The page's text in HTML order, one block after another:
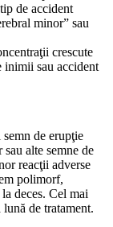
de accident
minor” sau
crescute
inimii sau accident
de erupţie
alte semne de
reacţii adverse
polimorf,
deces. Cel mai
de tratament.